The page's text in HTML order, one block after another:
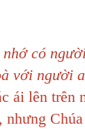
có
với người
ái lên